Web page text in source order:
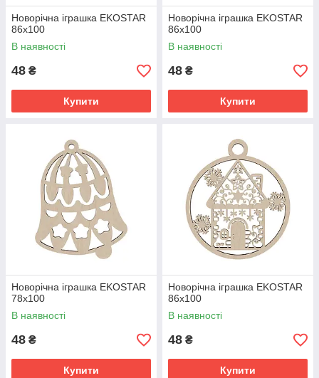
Новорічна іграшка EKOSTAR
86х100
В наявності
48 ₴
Купити
Новорічна іграшка EKOSTAR
86х100
В наявності
48 ₴
Купити
Новорічна іграшка EKOSTAR
78х100
В наявності
48 ₴
Купити
Новорічна іграшка EKOSTAR
86х100
В наявності
48 ₴
Купити